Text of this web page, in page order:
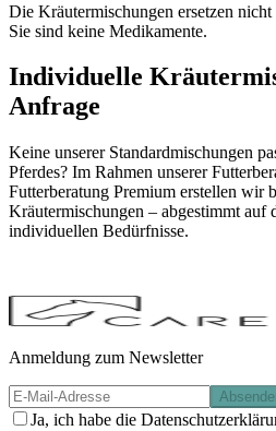
Die Kräutermischungen ersetzen nicht
Sie sind keine Medikamente.
Individuelle
Anfrage
Keine unserer Standardmischungen
Pferdes? Im Rahmen unserer
Futterberatung Premium erstellen wir
Kräutermischungen – abgestimmt auf
individuellen Bedürfnisse.
Anmeldung zum Newsletter
Ja, ich habe die